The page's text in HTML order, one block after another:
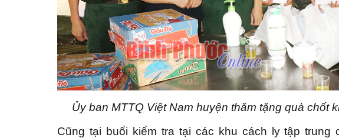
Ủy ban MTTQ Việt Nam huyện thăm tặng quà chốt
Cũng tại buổi kiểm tra tại các khu cách ly tập trung